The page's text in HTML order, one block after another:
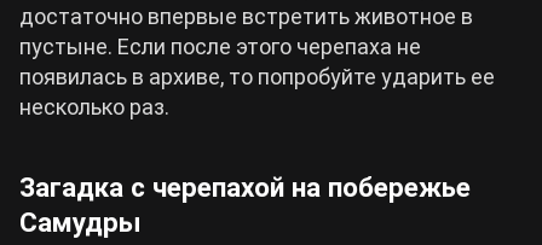
достаточно впервые встретить животное в
пустыне. Если после этого черепаха не
появилась в архиве, то попробуйте ударить ее
несколько раз.
Загадка с черепахой на побережье
Самудры